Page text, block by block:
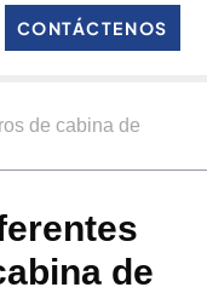
CONTÁCTENOS
de cabina de
de